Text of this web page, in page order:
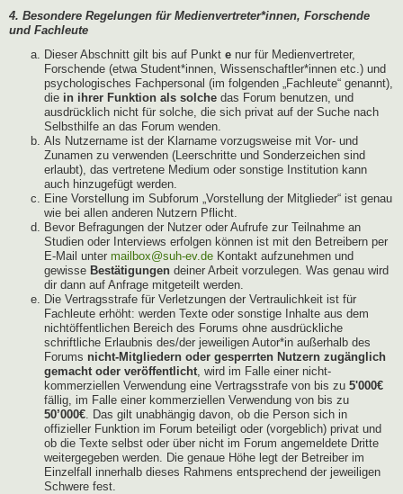
4. Besondere Regelungen für Medienvertreter*innen, Forschende
und Fachleute
Dieser Abschnitt gilt bis auf Punkt e nur für Medienvertreter,
Forschende (etwa Student*innen, Wissenschaftler*innen etc.) und
psychologisches Fachpersonal (im folgenden „Fachleute“ genannt),
die in ihrer Funktion als solche das Forum benutzen, und
ausdrücklich nicht für solche, die sich privat auf der Suche nach
Selbsthilfe an das Forum wenden.
Als Nutzername ist der Klarname vorzugsweise mit Vor- und
Zunamen zu verwenden (Leerschritte und Sonderzeichen sind
erlaubt), das vertretene Medium oder sonstige Institution kann
auch hinzugefügt werden.
Eine Vorstellung im Subforum „Vorstellung der Mitglieder“ ist genau
wie bei allen anderen Nutzern Pflicht.
Bevor Befragungen der Nutzer oder Aufrufe zur Teilnahme an
Studien oder Interviews erfolgen können ist mit den Betreibern per
E-Mail unter mailbox@suh-ev.de Kontakt aufzunehmen und
gewisse Bestätigungen deiner Arbeit vorzulegen. Was genau wird
dir dann auf Anfrage mitgeteilt werden.
Die Vertragsstrafe für Verletzungen der Vertraulichkeit ist für
Fachleute erhöht: werden Texte oder sonstige Inhalte aus dem
nichtöffentlichen Bereich des Forums ohne ausdrückliche
schriftliche Erlaubnis des/der jeweiligen Autor*in außerhalb des
Forums nicht-Mitgliedern oder gesperrten Nutzern zugänglich
gemacht oder veröffentlicht , wird im Falle einer nicht-
kommerziellen Verwendung eine Vertragsstrafe von bis zu 5'000€
fällig, im Falle einer kommerziellen Verwendung von bis zu
50’000€ . Das gilt unabhängig davon, ob die Person sich in
offizieller Funktion im Forum beteiligt oder (vorgeblich) privat und
ob die Texte selbst oder über nicht im Forum angemeldete Dritte
weitergegeben werden. Die genaue Höhe legt der Betreiber im
Einzelfall innerhalb dieses Rahmens entsprechend der jeweiligen
Schwere fest.